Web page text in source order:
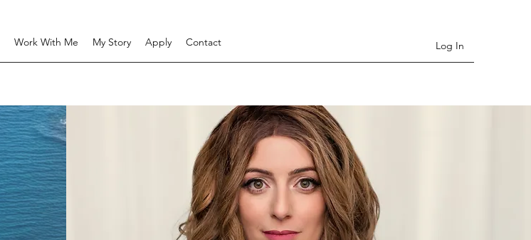
Log In
Work With Me My Story Apply Contact